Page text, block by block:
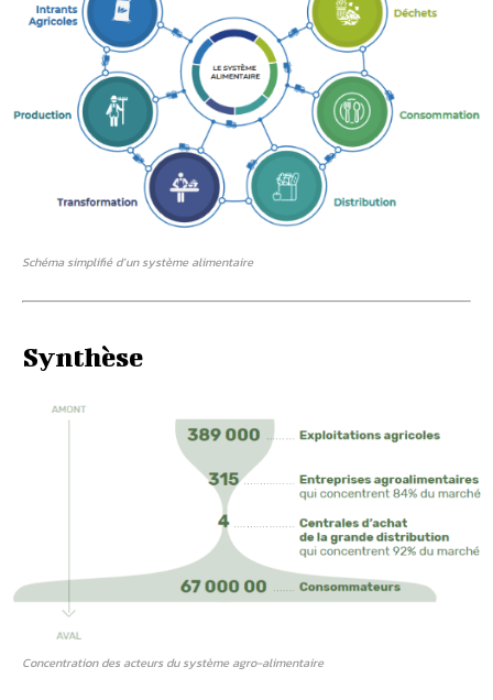
Schéma simplifié d’un système alimentaire
Synthèse
Concentration des acteurs du système agro-alimentaire